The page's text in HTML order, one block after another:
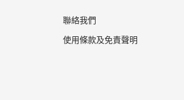
聯絡我們
使用條款及免責聲明